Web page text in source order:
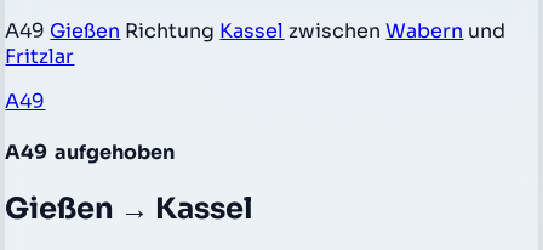
A49 Gießen Richtung Kassel zwischenWabern und
Fritzlar
A49
A49 aufgehoben
Gießen → Kassel